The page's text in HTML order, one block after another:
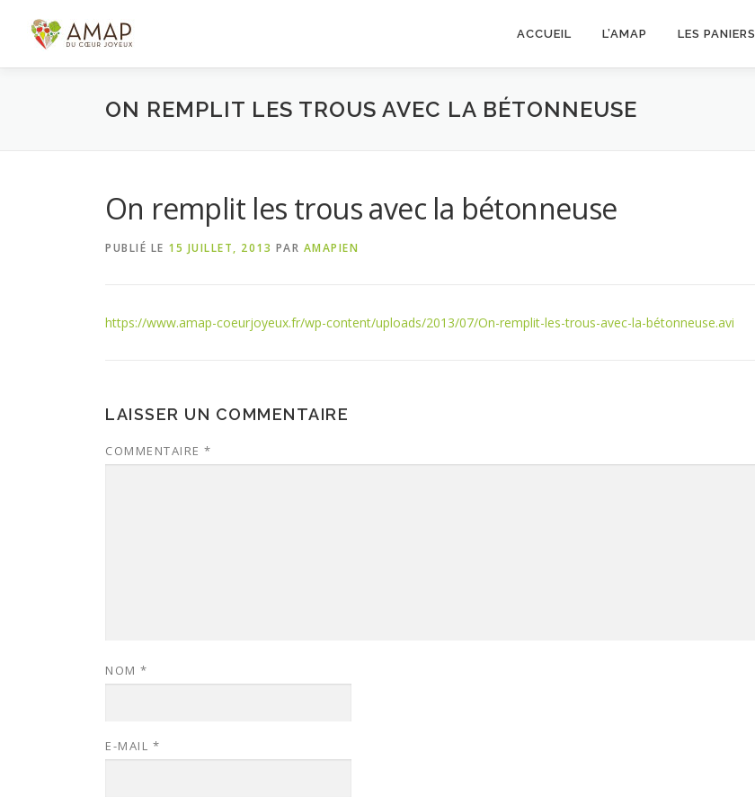
contenu
ACCUEIL L’AMAP LES PANIERS
ON REMPLIT LES TROUS AVEC LA BÉTONNEUSE
On remplit les trous avec la bétonneuse
PUBLIÉ LE 15 JUILLET, 2013 PAR AMAPIEN
https://www.amap-coeurjoyeux.fr/wp-content/uploads/2013/07/On-remplit-les-trous-avec-la-bétonneuse.avi
LAISSER UN COMMENTAIRE
COMMENTAIRE *
NOM *
E-MAIL *